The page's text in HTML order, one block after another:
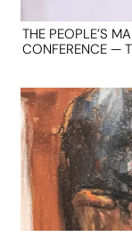
THE PEOPLE’S
CONFERENCE —